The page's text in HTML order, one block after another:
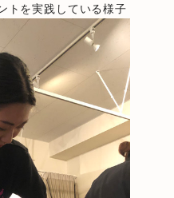
トを実践している様子